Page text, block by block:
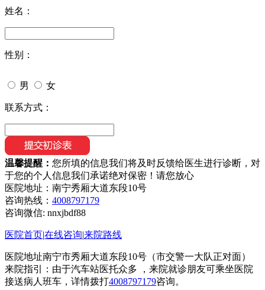
姓名：
性别：
男 女
联系方式：
温馨提醒： 您所填的信息我们将及时反馈给医生进行诊断，对
于您的个人信息我们承诺绝对保密！请您放心
医院地址：南宁秀厢大道东段10号
咨询热线： 4008797179
咨询微信: nnxjbdf88
医院首页|在线咨询|来院路线
医院地址南宁市秀厢大道东段10号（市交警一大队正对面）
来院指引：由于汽车站医托众多 ，来院就诊朋友可乘坐医院
接送病人班车，详情拨打4008797179咨询。